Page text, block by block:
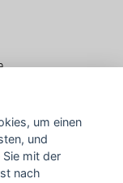
um einen
und
mit der
nach